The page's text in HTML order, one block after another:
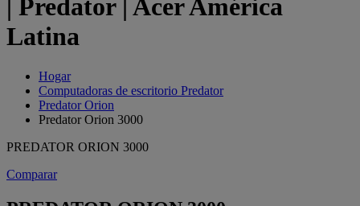
| Predator | Acer América
Latina
Hogar
Computadoras de escritorio Predator
Predator Orion
Predator Orion 3000
PREDATOR ORION 3000
Comparar